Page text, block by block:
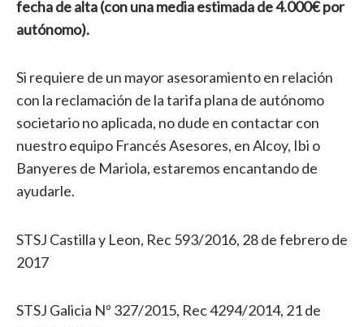
fecha de alta (con una media estimada de 4.000€ por
autónomo).
Si requiere de un mayor asesoramiento en relación
con la reclamación de la tarifa plana de autónomo
societario no aplicada, no dude en contactar con
nuestro equipo Francés Asesores, en Alcoy, Ibi o
Banyeres de Mariola, estaremos encantando de
ayudarle.
STSJ Castilla y Leon, Rec 593/2016, 28 de febrero de
2017
STSJ Galicia Nº 327/2015, Rec 4294/2014, 21 de